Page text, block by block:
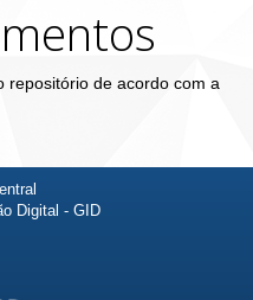
repositório de acordo com a
Digital - GID